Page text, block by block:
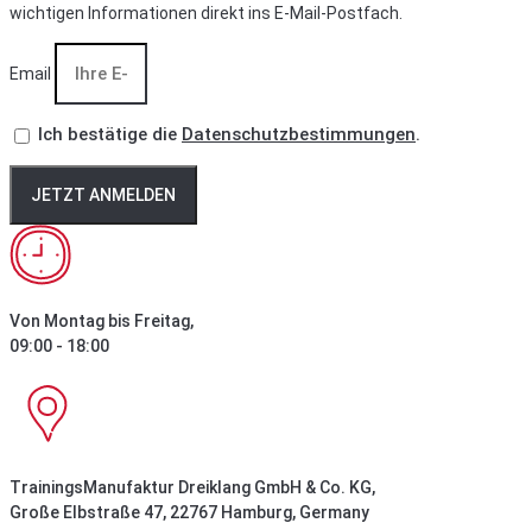
wichtigen Informationen direkt ins E-Mail-Postfach.
Email
Ich bestätige die Datenschutzbestimmungen.
JETZT ANMELDEN
Von Montag bis Freitag,
09:00 - 18:00
TrainingsManufaktur Dreiklang GmbH & Co. KG,
Große Elbstraße 47, 22767 Hamburg, Germany